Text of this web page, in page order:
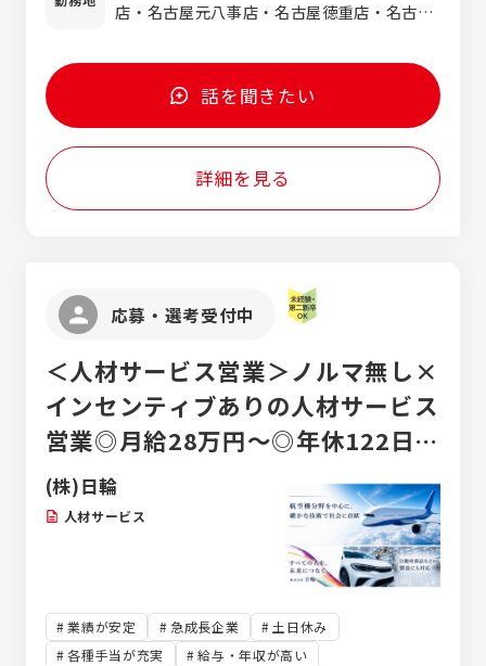
どの店舗運営業務も行います。お客様の「こ
応し、一人ひとりに寄り添った接客を大切に
する仕事です。 入社後は研修制度が充実して
おり、査定方法や接客マナー、商品の知識を
基礎から学べるため、未経験の方でも安心し
て成長できます。ノルマはなく、お客様との
コミュニケーションを楽しみながら働けるこ
とも魅力の一つです。「人と話すことが好き」
出し、環境にも貢献できる、やりがいのある
仕事です。
店・名古屋元八事店・名古屋徳重店・名古屋
店・豊明店・名古屋鳴海店・名古屋本山店・
名古屋平針店・みよし店・大府店・西尾店・
半田店 ※岡崎上里店オープン予定 ※上記の
店舗から希望を考慮し配属が決まります ※名
古屋エリア採用強化中！！
話を聞きたい
詳細を見る
応募・選考受付中
＜人材サービス営業＞ノルマ無し×
インセンティブありの人材サービス
営業◎月給28万円～◎年休122日
（土・日）◎大手と同等基準の厚待
遇！
(株)日輪
人材サービス
業績が安定 急成長企業
土日休み
各種手当が充実
給与・年収が高い